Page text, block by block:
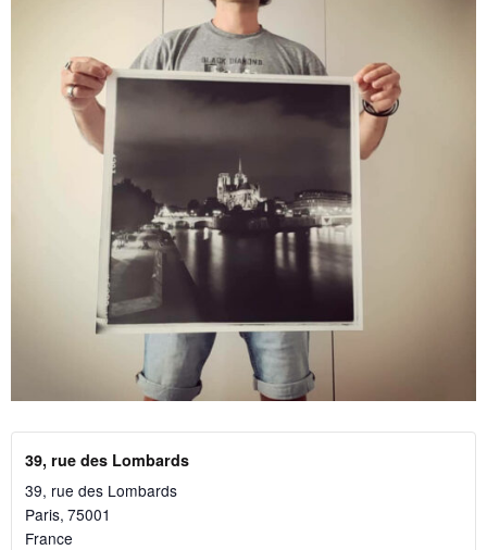
39, rue des Lombards
39, rue des Lombards
Paris, 75001
France